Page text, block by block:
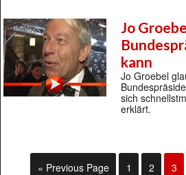
Jo
kann
Jo Groebel
sich
erklärt.
« Previous Page 1 2 3